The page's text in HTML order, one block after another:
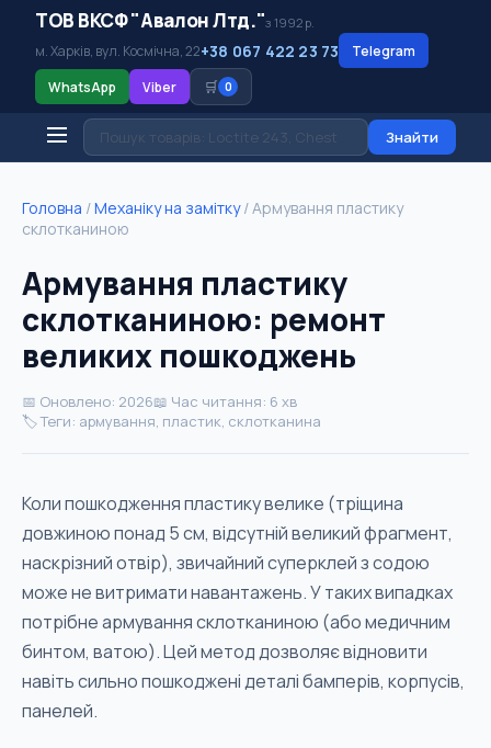
ТОВ ВКСФ "Авалон Лтд."з 1992 р.
м. Харків, вул. Космічна, 22+38 067 422 23 73
Telegram
WhatsApp
Viber 🛒 0
Знайти
Головна /Механіку на замітку/Армування пластику
склотканиною
Армування пластику
склотканиною: ремонт
великих пошкоджень
📅 Оновлено: 2026📖 Час читання: 6 хв
🏷️ Теги: армування, пластик, склотканина
Коли пошкодження пластику велике (тріщина
довжиною понад 5 см, відсутній великий фрагмент,
наскрізний отвір), звичайний суперклей з содою
може не витримати навантажень. У таких випадках
потрібне армування склотканиною (або медичним
бинтом, ватою). Цей метод дозволяє відновити
навіть сильно пошкоджені деталі бамперів, корпусів,
панелей.